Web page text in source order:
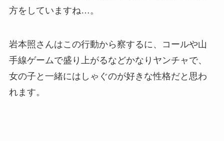
方をしていますね…。
岩本照さんはこの行動から察するに、コールや山
手線ゲームで盛り上がるなどかなりヤンチャで、
女の子と一緒にはしゃぐのが好きな性格だと思わ
れます。